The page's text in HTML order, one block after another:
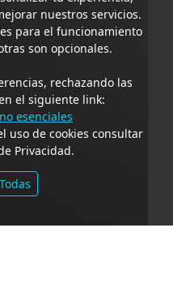
nuestros servicios.
para el funcionamiento
son opcionales.
rechazando las
el siguiente link:
esenciales
uso de cookies consultar
Privacidad.